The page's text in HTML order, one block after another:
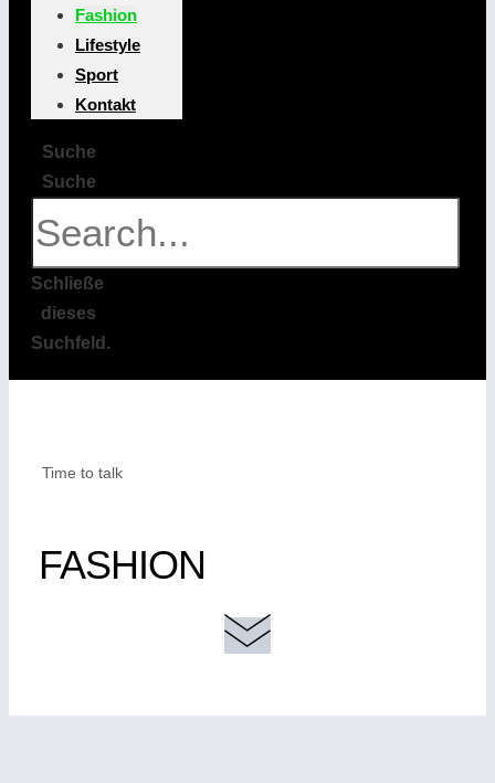
Fashion
Lifestyle
Sport
Kontakt
Suche
Suche
Schließe
dieses
Suchfeld.
Time to talk
FASHION